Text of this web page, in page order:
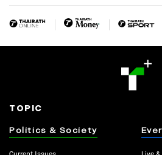
TOPIC
Politics & Society